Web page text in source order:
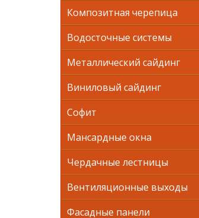
Композитная черепица
Водосточные системы
Металлический сайдинг
Виниловый сайдинг
Софит
Мансардные окна
Чердачные лестницы
Вентиляционные выходы
Фасадные панели